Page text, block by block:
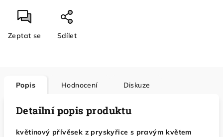
Zeptat se Sdílet
Popis Hodnocení Diskuze
Detailní popis produktu
květinový přívěsek z pryskyřice s pravým květem